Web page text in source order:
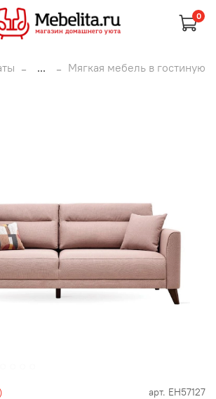
0
... Мягкая мебель в гостиную
арт. EH57127